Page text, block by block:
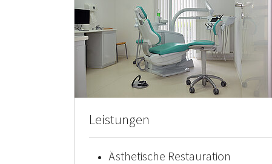
Leistungen
Ästhetische Restauration